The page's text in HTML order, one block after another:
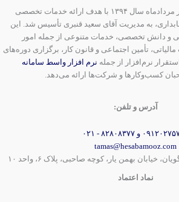
در مردادماه سال ۱۳۹۴ با هدف ارائه خدمات تخصصی
به مدیریت آقای سعید قنبری تأسیس شد. این
و دانش تخصصی، خدمات متنوعی از جمله امور
تأمین اجتماعی و قانون کار، برگزاری دوره‌های
نرم‌افزار از جمله نرم افزار واسط سامانه
کسب‌وکارها و شرکت‌ها ارائه می‌دهد.
آدرس و تلفن:
و ۸۲۸۰۸۳۷۷ - ۰۲۱
tamas@hesabamooz.com
خیابان بهمن یار، کوچه صاحبی، پلاک ۶، واحد ۱۰
نماد اعتماد